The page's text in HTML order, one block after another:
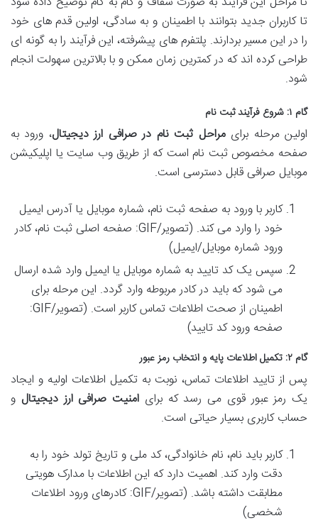
تا کاربران جدید بتوانند با اطمینان و به سادگی، اولین قدم های خود
را در این مسیر بردارند. پلتفرم های پیشرفته، این فرآیند را به گونه ای
طراحی کرده اند که در کمترین زمان ممکن و با بالاترین سهولت انجام
شود.
گام ۱: شروع فرآیند ثبت نام
اولین مرحله برایمراحل ثبت نام در صرافی ارز دیجیتال، ورود به
صفحه مخصوص ثبت نام است که از طریق وب سایت یا اپلیکیشن
موبایل صرافی قابل دسترسی است.
کاربر با ورود به صفحه ثبت نام، شماره موبایل یا آدرس ایمیل
خود را وارد می کند. (تصویر/GIF: صفحه اصلی ثبت نام، کادر
ورود شماره موبایل/ایمیل)
سپس یک کد تایید به شماره موبایل یا ایمیل وارد شده ارسال
می شود که باید در کادر مربوطه وارد گردد. این مرحله برای
اطمینان از صحت اطلاعات تماس کاربر است. (تصویر/GIF:
صفحه ورود کد تایید)
گام ۲: تکمیل اطلاعات پایه و انتخاب رمز عبور
پس از تایید اطلاعات تماس، نوبت به تکمیل اطلاعات اولیه و ایجاد
یک رمز عبور قوی می رسد که برای امنیت صرافی ارز دیجیتال و
حساب کاربری بسیار حیاتی است.
کاربر باید نام، نام خانوادگی، کد ملی و تاریخ تولد خود را به
دقت وارد کند. اهمیت دارد که این اطلاعات با مدارک هویتی
مطابقت داشته باشد. (تصویر/GIF: کادرهای ورود اطلاعات
شخصی)